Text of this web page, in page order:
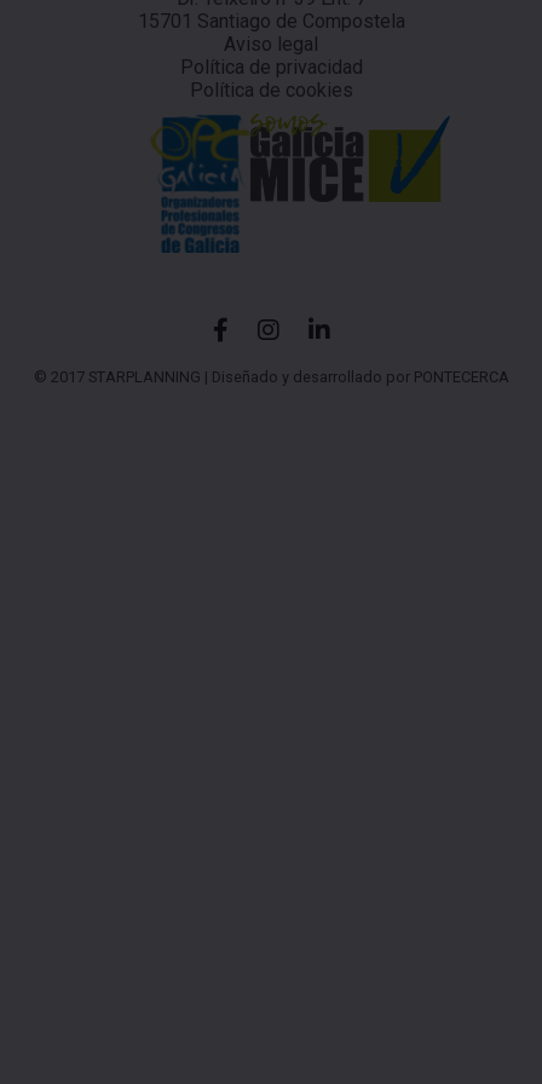
15701 Santiago de Compostela
Aviso legal
Política de privacidad
Política de cookies
© 2017 STARPLANNING | Diseñado y desarrollado por PONTECERCA